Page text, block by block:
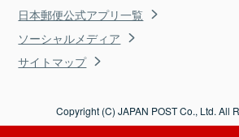
日本郵便公式アプリ一覧
ソーシャルメディア
サイトマップ
Copyright (C) JAPAN POST Co., Ltd. All